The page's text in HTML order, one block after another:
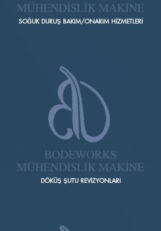
SOĞUK DURUŞ BAKIM/ONARIM HİZMETLERİ
DÖKÜŞ ŞUTU REVİZYONLARI